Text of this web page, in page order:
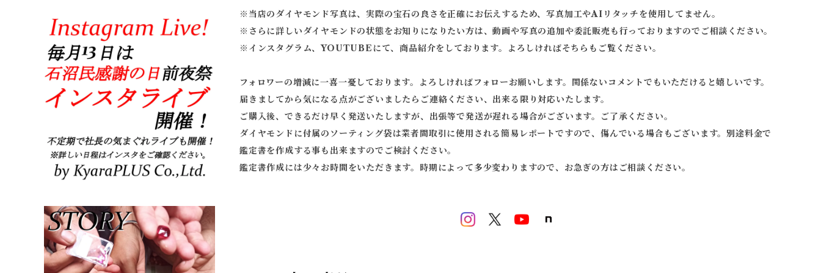
※当店のダイヤモンド写真は、実際の宝石の良さを正確にお伝えするため、写真加工やAIリタッチを使用してません。
※ さらに詳しいダイヤモンドの状態をお知りになりたい方は、動画や写真の追加や委託販売も行っておりますのでご相談ください。
※ インスタグラム、YOUTUBEにて、商品紹介をしております。よろしければそちらもご覧ください。
フォロワーの増減に一喜一憂しております。よろしければフォローお願いします。関係ないコメントでもいただけると嬉しいです。
届きましてから気になる点がございましたらご連絡ください、出来る限り対応いたします。
ご購入後、できるだけ早く発送いたしますが、出張等で発送が遅れる場合がございます。ご了承ください。
ダイヤモンドに付属のソーティング袋は業者間取引に使用される簡易レポートですので、傷んでいる場合もございます。別途料金で
鑑定書を作成する事も出来ますのでご検討ください。
鑑定書作成には少々お時間をいただきます。時期によって多少変わりますので、お急ぎの方はご相談ください。